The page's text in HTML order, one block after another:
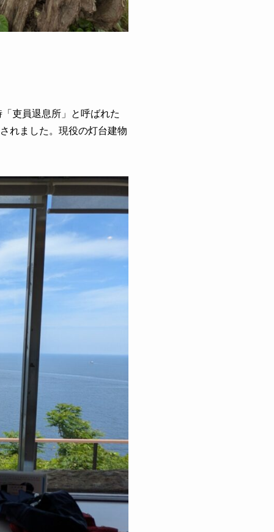
吏員退息所」と呼ばれた
れました。現役の灯台建物